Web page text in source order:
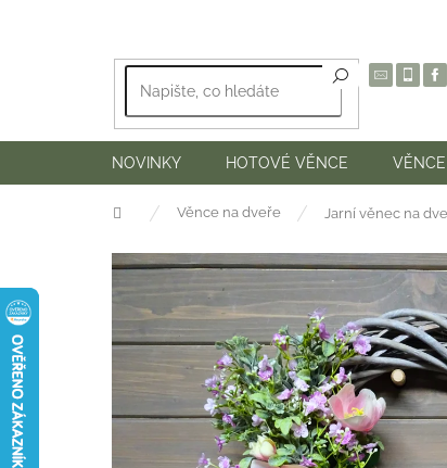
NOVINKY HOTOVÉ VĚNCE
Domů Věnce na dveře Jarní věnec na